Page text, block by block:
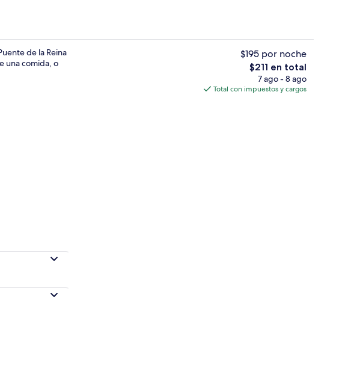
Alberca al aire libre
de la Reina
una comida, o
$195 por noche
El
precio
total
$211 en total
7 ago - 8 ago
Total con impuestos y cargos